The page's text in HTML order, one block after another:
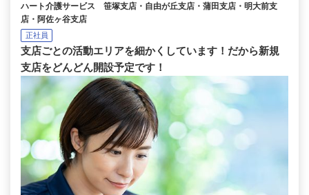
ハート介護サービス 笹塚支店・自由が丘支店・蒲田支店・明大前支
店・阿佐ヶ谷支店
正社員
支店ごとの活動エリアを細かくしています！だから新規
支店をどんどん開設予定です！